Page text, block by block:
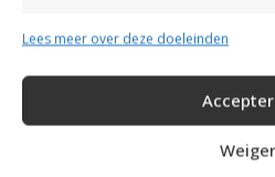
Lees meer over deze doeleinden
Weiger